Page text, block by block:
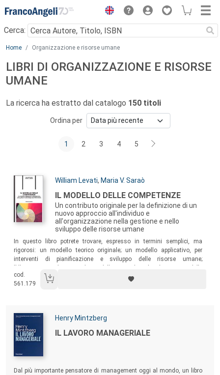
Menu
Cerca:
Main content
Home Organizzazione e risorse umane
LIBRI DI ORGANIZZAZIONE E RISORSE
UMANE
La ricerca ha estratto dal catalogo 150 titoli
Ordina per
1 2 3 4 5
Autori:
William Levati, Maria V. Saraò
Titolo:
IL MODELLO DELLE COMPETENZE
Un contributo originale per la definizione di un
nuovo approccio all'individuo e
all'organizzazione nella gestione e nello
sviluppo delle risorse umane
In questo libro potrete trovare, espresso in termini semplici, ma
rigorosi: un modello teorico originale; un modello applicativo, per
interventi di pianificazione e sviluppo delle risorse umane;
competenze; un particolare approfondimento riguardante le
competenze manageriali.
cod.
561.179
Autori:
Henry Mintzberg
Titolo:
IL LAVORO MANAGERIALE
Dal più importante pensatore di management oggi al mondo, un libro